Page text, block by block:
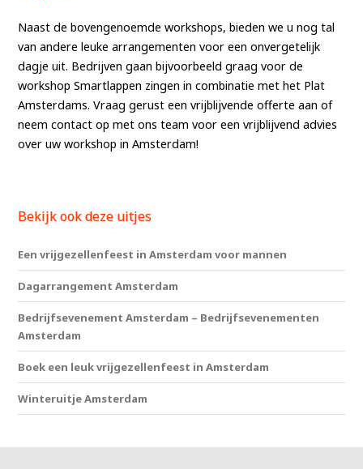
Naast de bovengenoemde workshops, bieden we u nog tal
van andere leuke arrangementen voor een onvergetelijk
dagje uit. Bedrijven gaan bijvoorbeeld graag voor de
workshop Smartlappen zingen in combinatie met het Plat
Amsterdams. Vraag gerust een vrijblijvende offerte aan of
neem contact op met ons team voor een vrijblijvend advies
over uw workshop in Amsterdam!
Bekijk ook deze uitjes
Een vrijgezellenfeest in Amsterdam voor mannen
Dagarrangement Amsterdam
Bedrijfsevenement Amsterdam – Bedrijfsevenementen
Amsterdam
Boek een leuk vrijgezellenfeest in Amsterdam
Winteruitje Amsterdam